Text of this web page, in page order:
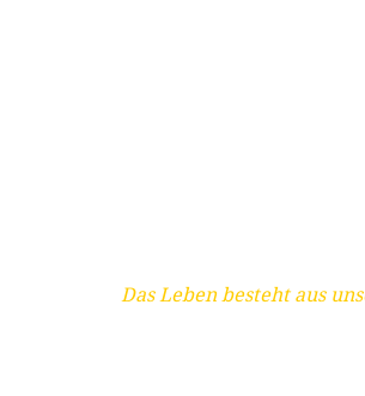
Das Leben besteht aus